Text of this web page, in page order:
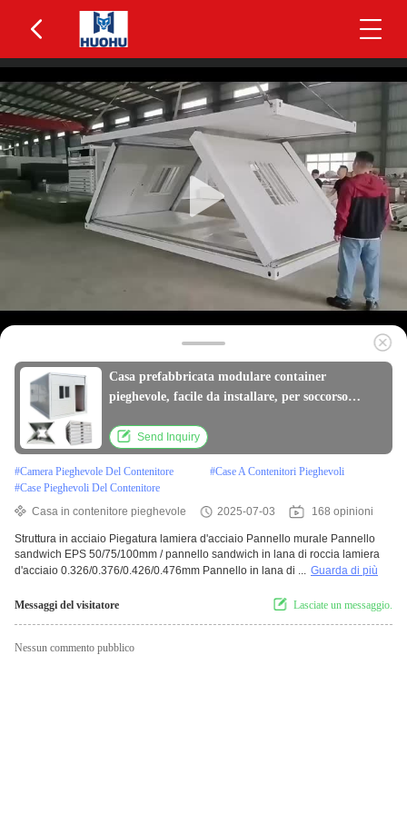
Casa prefabbricata modulare container
pieghevole, facile da installare, per soccorso
Send Inquiry
#Camera Pieghevole Del Contenitore #Case A Contenitori Pieghevoli
#Case Pieghevoli Del Contenitore
Casa in contenitore pieghevole
2025-07-03 168 opinioni
Struttura in acciaio Piegatura lamiera d'acciaio Pannello murale Pannello
sandwich EPS 50/75/100mm / pannello sandwich in lana di roccia lamiera
d'acciaio 0.326/0.376/0.426/0.476mm Pannello in lana di ... Guarda di più
Messaggi del visitatore Lasciate un messaggio.
Nessun commento pubblico